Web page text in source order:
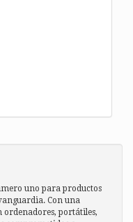
uno para productos
Con una
ordenadores, portátiles,